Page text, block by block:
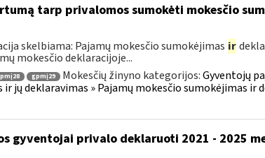
tarp privalomos sumokėti mokesčio
skelbiama: Pajamų mokesčio sumokėjimas ir
mokesčio deklaracijoje...
gpmį29 Mokesčių žinyno kategorijos:Gyventojų
jų deklaravimas » Pajamų mokesčio sumokėjimas ir
gyventojai privalo deklaruoti 2021 - 2025